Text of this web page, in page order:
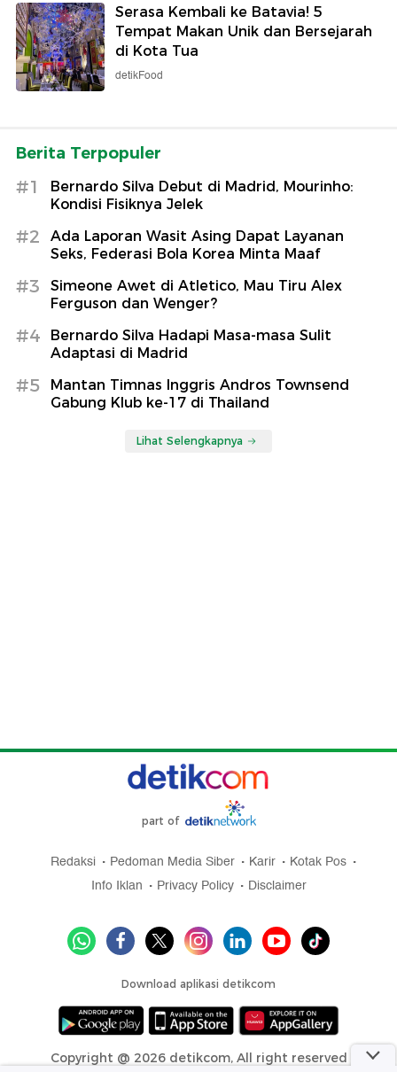
Serasa Kembali ke Batavia! 5
Tempat Makan Unik dan Bersejarah
di Kota Tua
detikFood
Berita Terpopuler
#1
Bernardo Silva Debut di Madrid, Mourinho:
Kondisi Fisiknya Jelek
#2
Ada Laporan Wasit Asing Dapat Layanan
Seks, Federasi Bola Korea Minta Maaf
#3
Simeone Awet di Atletico, Mau Tiru Alex
Ferguson dan Wenger?
#4
Bernardo Silva Hadapi Masa-masa Sulit
Adaptasi di Madrid
#5
Mantan Timnas Inggris Andros Townsend
Gabung Klub ke-17 di Thailand
Lihat Selengkapnya
part of
Redaksi Pedoman Media Siber Karir
Kotak Pos
Info Iklan
Privacy Policy Disclaimer
Download aplikasi detikcom
Copyright @ 2026 detikcom, All right reserved